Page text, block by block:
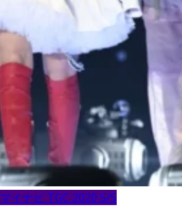
マイナビ TGC 2020 S/S